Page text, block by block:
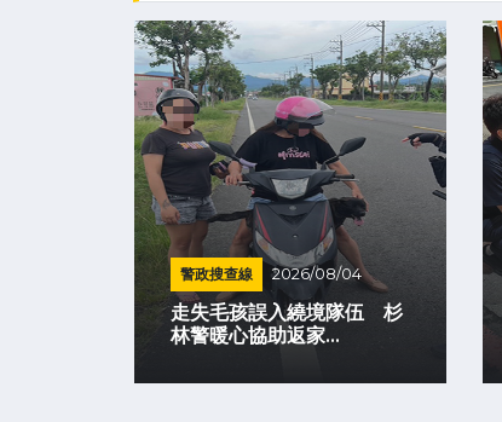
警政搜查線 2026/08/04
走失毛孩誤入繞境隊伍 杉
林警暖心協助返家...